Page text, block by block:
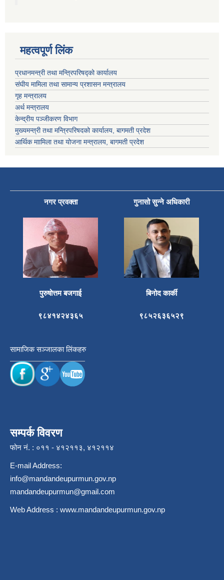
महत्वपूर्ण लिंक
प्रधानमन्त्री तथा मन्त्रिपरिषद्को कार्यालय
संघीय मामिला तथा सामान्य प्रशासन मन्त्रालय
गृह मन्त्रालय
अर्थ मन्त्रालय
केन्द्रीय पञ्जीकरण विभाग
मुख्यमन्त्री तथा मन्त्रिपरिषदको कार्यालय, बागमती प्रदेश
आर्थिक माामिला तथा योजना मन्त्रालय, बागमती प्रदेश
नगर प्रवक्ता गुनासो सुन्ने अधिकारी
पुरुषोत्तम बजगाई बिनोद कार्की
९८४१४२४३६५ ९८५२६३६५२९
सामाजिक सञ्जालका लिंकहरु
सम्पर्क विवरण
फोन नं. : ०११ - ४१२११३, ४१२११४
E-mail Address:
info@mandandeupurmun.gov.np
mandandeupurmun@gmail.com
Web Address : www.mandandeupurmun.gov.np